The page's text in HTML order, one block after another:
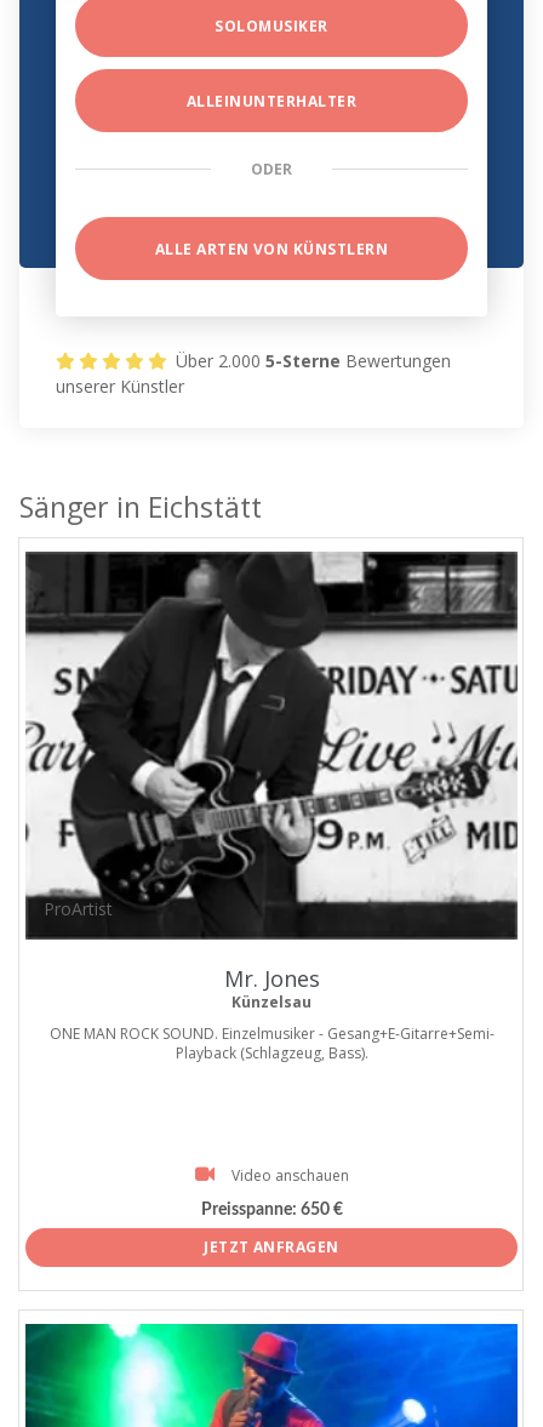
SOLOMUSIKER
ALLEINUNTERHALTER
ODER
ALLE ARTEN VON KÜNSTLERN
Über 2.0005-Sterne Bewertungen
unserer Künstler
Sänger in Eichstätt
ProArtist
Mr. Jones
Künzelsau
ONE MAN ROCK SOUND. Einzelmusiker - Gesang+E-Gitarre+Semi-
Playback (Schlagzeug, Bass).
Video anschauen
Preisspanne: 650 €
JETZT ANFRAGEN